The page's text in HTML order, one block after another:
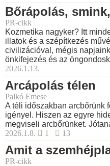
Bőrápolás,
PR-cikk
Kozmetika nagyker? Itt
illatok és a szépítkezés
civilizációval, mégis
önkifejezés és az
2026.1.13.
Arcápolás télen
Palkó Emese
A téli időszakban arcbőrünk
igényel. Hiszen az egyre
megviseli arcbőrünket.
2026.1.8.
1 13
Amit a
PR-cikk